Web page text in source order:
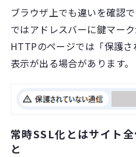
ブラウザ上でも違いを確認
ではアドレスバーに鍵マー
HTTPのページでは「保護
表示が出る場合があります。
常時SSL化とはサイト
と